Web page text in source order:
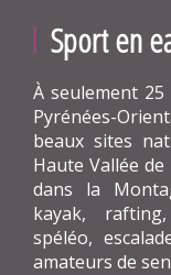
Sport en
À seulement 25
Pyrénées-
beaux sites
Haute Vallée
dans la
kayak,
spéléo,
amateurs de